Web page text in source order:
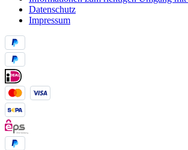
Datenschutz
Impressum